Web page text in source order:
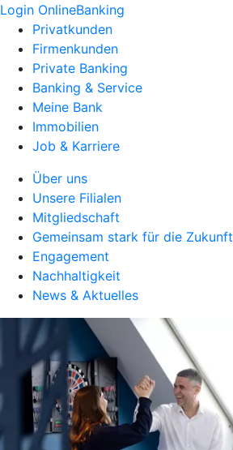
Login OnlineBanking
Privatkunden
Firmenkunden
Private Banking
Banking & Service
Meine Bank
Immobilien
Job & Karriere
Über uns
Unsere Filialen
Mitgliedschaft
Gemeinsam stark für die Zukunft
Engagement
Nachhaltigkeit
News & Aktuelles